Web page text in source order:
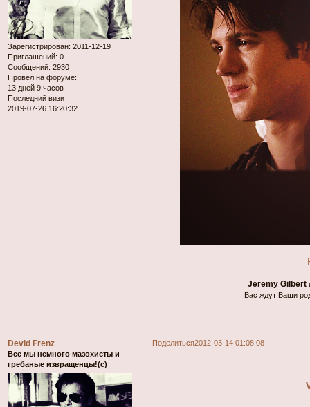
Зарегистрирован: 2011-12-19
Приглашений: 0
Сообщений: 2930
Провел на форуме:
13 дней 9 часов
Последний визит:
2019-07-26 16:20:32
Jeremy Gilbert
Вас ждут Ваши
Поделиться2012-03-14 01:08:08
Devid Frenz
Все мы немного мазохисты и
гребаные извращенцы!(с)